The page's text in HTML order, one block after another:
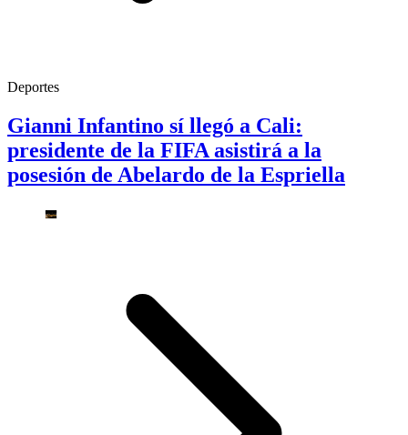
Deportes
Gianni Infantino sí llegó a Cali:
presidente de la FIFA asistirá a la
posesión de Abelardo de la Espriella